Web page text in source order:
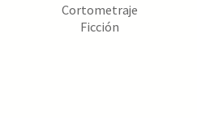
Cortometraje
Ficción